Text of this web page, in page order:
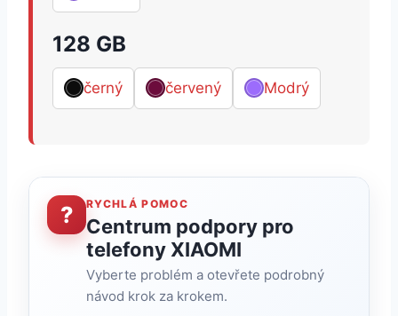
128 GB
černý červený Modrý
? RYCHLÁ POMOC
Centrum podpory pro
telefony XIAOMI
Vyberte problém a otevřete podrobný
návod krok za krokem.